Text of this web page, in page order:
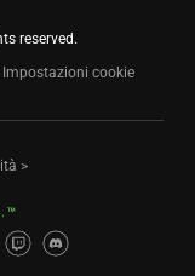
reserved.
Impostazioni cookie
>